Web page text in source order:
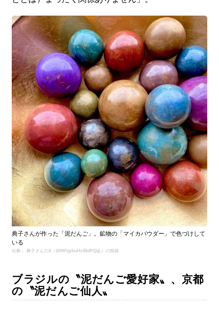
典子さんが作った「泥だんご」。鉱物の「マイカパウダー」で色づけして
いる
出典： 典子さんのX（@MPgybuHx96dPQqL）の投稿
ブラジルの〝泥だんご愛好家〟、京都
の〝泥だんご仙人〟